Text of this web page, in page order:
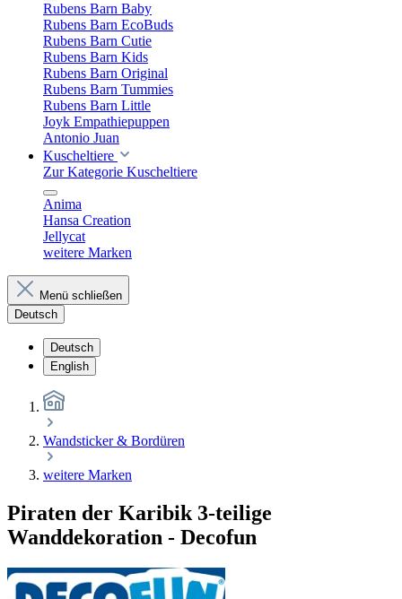
Rubens Barn Baby
Rubens Barn EcoBuds
Rubens Barn Cutie
Rubens Barn Kids
Rubens Barn Original
Rubens Barn Tummies
Rubens Barn Little
Joyk Empathiepuppen
Antonio Juan
Kuscheltiere
Zur Kategorie Kuscheltiere
Anima
Hansa Creation
Jellycat
weitere Marken
Menü schließen
Deutsch
Deutsch
English
Wandsticker & Bordüren
weitere Marken
Piraten der Karibik 3-teilige
Wanddekoration - Decofun